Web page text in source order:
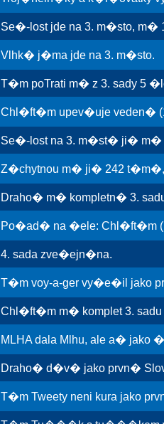
Se�-lost jde na 3. m�sto, m�
Vlhk� j�ma jde na 3. m�sto.
T�m poTrati m� z 3. sady 5
Chl�ft�m upev�uje veden�
Se�-lost na 3. m�st� ji� m�
Z�chytnou m� ji� 242
Draho� m� kompletn� 3.
Po�ad� na �ele: Chl�ft�m
4. sada zve�ejn�na.
T�m voy-a-ger vy�e�il jako
Chl�ft�m m� komplet 3.
MLHA dala Mlhu, ale a� jako
Draho� d�v� jako prvn�
T�m Tweety neni kura jako